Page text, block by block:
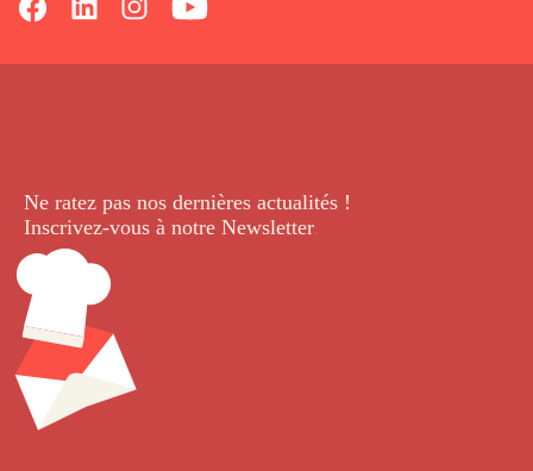
Ne ratez pas nos dernières actualités !
Inscrivez-vous à notre Newsletter.